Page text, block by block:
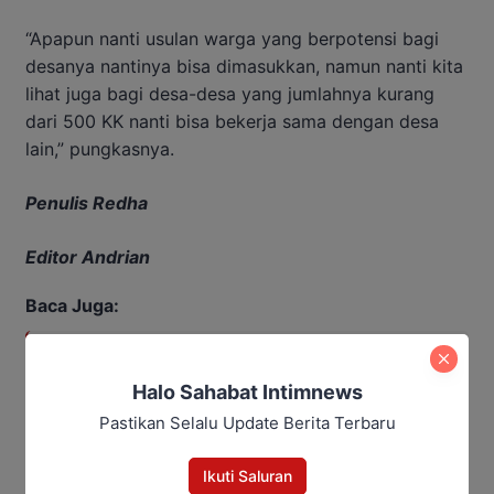
“Apapun nanti usulan warga yang berpotensi bagi
desanya nantinya bisa dimasukkan, namun nanti kita
lihat juga bagi desa-desa yang jumlahnya kurang
dari 500 KK nanti bisa bekerja sama dengan desa
lain,” pungkasnya.
Penulis Redha
Editor Andrian
Baca Juga:
Agustiar Sabran Tekankan Tiga
Pesan Penting
Halo Sahabat Intimnews
Pastikan Selalu Update Berita Terbaru
Ikuti Saluran